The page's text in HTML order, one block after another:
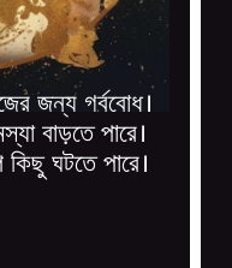
জন্য গর্ববোধ।
বাড়তে পারে।
ঘটতে পারে।